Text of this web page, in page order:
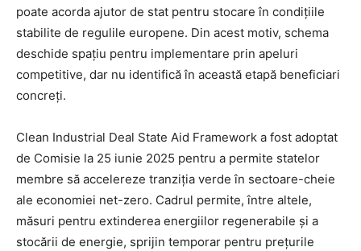
poate acorda ajutor de stat pentru stocare în condițiile
stabilite de regulile europene. Din acest motiv, schema
deschide spațiu pentru implementare prin apeluri
competitive, dar nu identifică în această etapă beneficiari
concreți.
Clean Industrial Deal State Aid Framework a fost adoptat
de Comisie la 25 iunie 2025 pentru a permite statelor
membre să accelereze tranziția verde în sectoare-cheie
ale economiei net-zero. Cadrul permite, între altele,
măsuri pentru extinderea energiilor regenerabile și a
stocării de energie, sprijin temporar pentru prețurile